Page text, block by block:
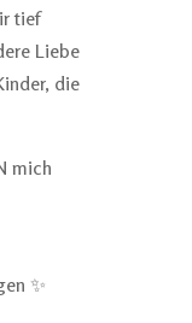
tief
Liebe
die
mich
✨